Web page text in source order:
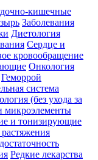
кишечные
Заболевания
Диетология
Сердце и
кровообращение
Онкология
Геморрой
система
(без ухода за
и тонизирующие
Редкие лекарства